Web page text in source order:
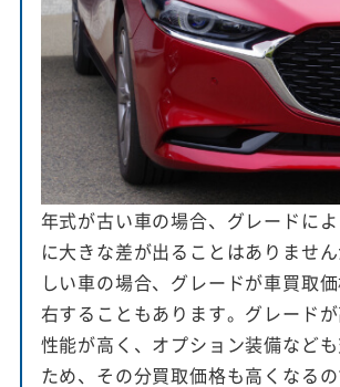
年式が古い車の場合、グレードに
に大きな差が出ることはありませ
しい車の場合、グレードが車買取
右することもあります。グレード
性能が高く、オプション装備など
ため、その分買取価格も高くなるの